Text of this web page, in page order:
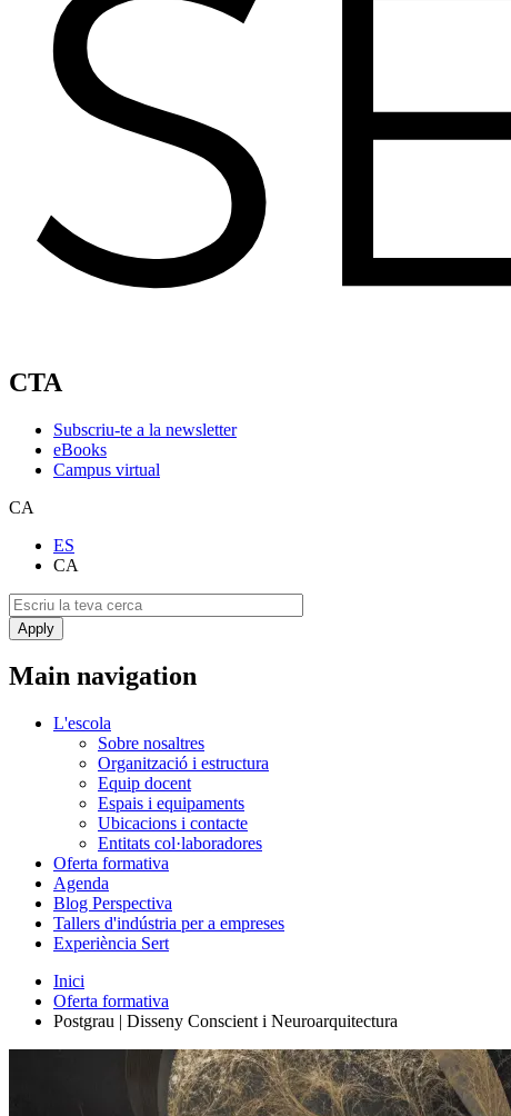
CTA
Subscriu-te a la newsletter
eBooks
Campus virtual
CA
ES
CA
Main navigation
L'escola
Sobre nosaltres
Organització i estructura
Equip docent
Espais i equipaments
Ubicacions i contacte
Entitats col·laboradores
Oferta formativa
Agenda
Blog Perspectiva
Tallers d'indústria per a empreses
Experiència Sert
Inici
Oferta formativa
Postgrau | Disseny Conscient i Neuroarquitectura